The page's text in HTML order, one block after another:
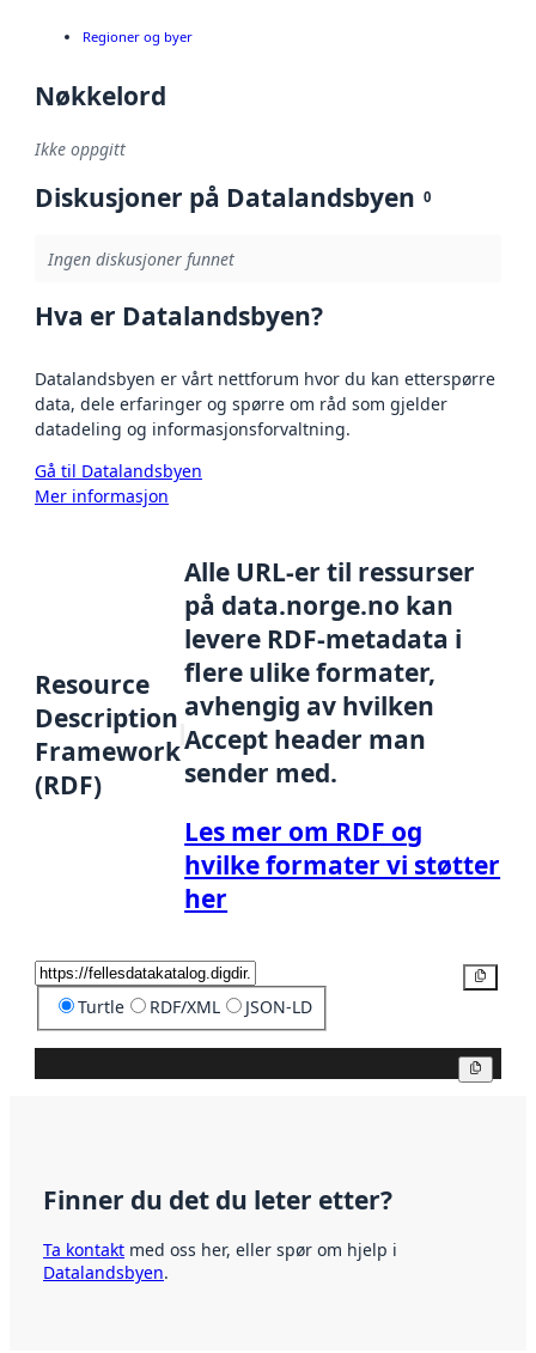
Regioner og byer
Nøkkelord
Ikke oppgitt
Diskusjoner på Datalandsbyen 0
Ingen diskusjoner funnet
Hva er Datalandsbyen?
Datalandsbyen er vårt nettforum hvor du kan etterspørre
data, dele erfaringer og spørre om råd som gjelder
datadeling og informasjonsforvaltning.
Gå til Datalandsbyen
Mer informasjon
Resource
Description
Framework
(RDF)
Alle URL-er til ressurser
på data.norge.no kan
levere RDF-metadata i
flere ulike formater,
avhengig av hvilken
Accept header man
sender med.
Les mer om RDF og
hvilke formater vi støtter
her
Turtle RDF/XML JSON-LD
Finner du det du leter etter?
Ta kontakt med oss her, eller spør om hjelp i
Datalandsbyen.